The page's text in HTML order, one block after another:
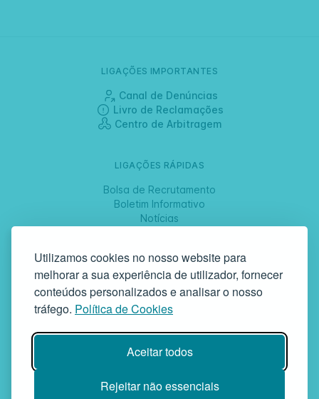
Utilizamos cookies no nosso website para
melhorar a sua experiência de utilizador, fornecer
conteúdos personalizados e analisar o nosso
tráfego. Política de Cookies
Aceitar todos
Rejeitar não essenciais
LIGAÇÕES IMPORTANTES
Canal de Denúncias
Livro de Reclamações
Centro de Arbitragem
LIGAÇÕES RÁPIDAS
Bolsa de Recrutamento
Boletim Informativo
Notícias
SIGA-NOS
GAF | Gabinete de Atendimento à Família
Rua da Bandeira, 342 | 4900-561 Viana do Castelo | tel +351 258
Instituição Particular de Solidariedade Social | Inscrição nº 58/96
Publicada em D.R. III 14-03-1997 | N.º Contribuinte 503748935